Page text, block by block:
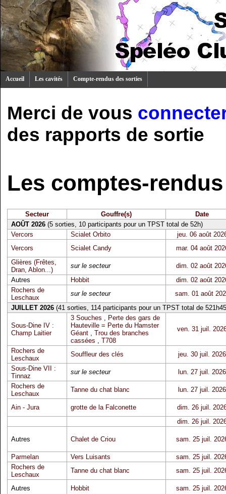
Accueil Les cavités Compte-rendus des sorties
Merci de vous
des rapports de sortie
Les comptes-
Secteur Gouffre(s)
Date
AOÛT 2026(5 sorties, 10 participants pour un TPST total de 52h)
Vercors
Scialet Orbito
jeu. 06 août
Vercors
Scialet Candy
mar. 04 août
Glières (Frêtes,
Dran, Ablon...)
sur le secteur
dim. 02 août
Autres
Hobbit
dim. 02 août
Rochers de
Leschaux
sur le secteur
sam. 01 août
JUILLET 2026(41 sorties, 114 participants pour un TPST total de
Sous-Dine IV :
Champ Laitier
3 Souches , Perte des gars de
Hauteville = Perte du Hamster
Géant, Trou des branches
cassées , T708
ven. 31 juil.
Rochers de
Leschaux
Souffleur des clés
jeu. 30 juil. 2026
Sous-Dine VII :
Tinnaz
sur le secteur
lun. 27 juil. 2026
Rochers de
Leschaux
Tanne du chat blanc lun. 27 juil. 2026
Ain - Jura grotte de la Falconette
dim. 26 juil.
dim. 26 juil.
Autres Chalet de Criou sam. 25 juil.
Parmelan Vers Luisants
sam. 25 juil.
Rochers de
Leschaux
Tanne du chat blanc sam. 25 juil.
Autres Hobbit
sam. 25 juil.